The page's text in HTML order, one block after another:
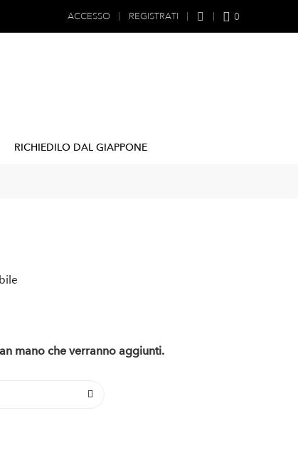
ACCESSO REGISTRATI 0
RICHIEDILO DAL GIAPPONE
mano che verranno aggiunti.